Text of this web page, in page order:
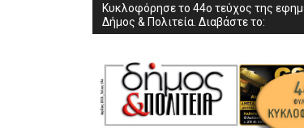
Κυκλοφόρησε το 44ο τεύχος της
Δήμος & Πολιτεία. Διαβάστε το: